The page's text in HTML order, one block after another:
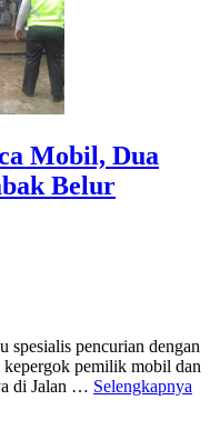
Mobil, Dua
Belur
pencurian dengan
kepergok pemilik mobil dan
di Jalan … Selengkapnya